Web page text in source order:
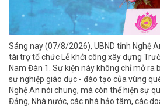
Sáng nay (07/8/2026), UBND tỉnh Nghệ
tài trợ tổ chức Lễ khởi công xây dựng
Nam Đàn 1. Sự kiện này không chỉ mở ra
sự nghiệp giáo dục - đào tạo của vùng
Nghệ An nói chung, mà còn thể hiện sự
Đảng, Nhà nước, các nhà hảo tâm, các